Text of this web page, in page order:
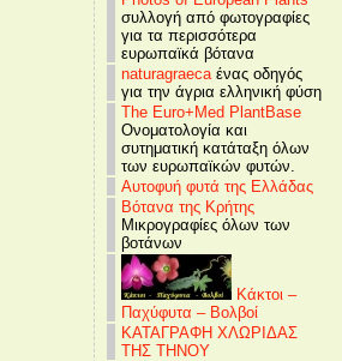
συλλογή από φωτογραφίες
για τα περισσότερα
ευρωπαϊκά βότανα
naturagraecaένας οδηγός
για την άγρια ελληνική φύση
The Euro+Med PlantBase
Ονοματολογία και
συτηματική κατάταξη όλων
των ευρωπαϊκών φυτών.
Αυτοφυή φυτά της Ελλάδας
Βότανα της Κρήτης
Μικρογραφίες όλων των
βοτάνων
Κάκτοι –
Παχύφυτα – Βολβοί
ΚΑΤΑΓΡΑΦΗ ΧΛΩΡΙΔΑΣ
ΤΗΣ ΤΗΝΟΥ